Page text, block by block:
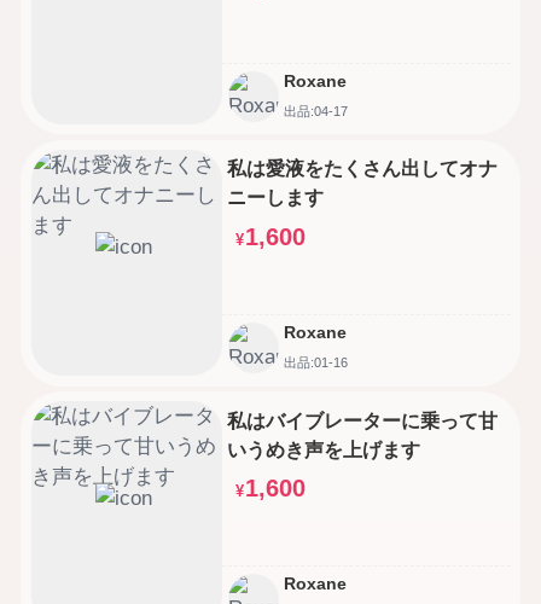
Roxane
出品:04-17
私は愛液をたくさん出してオナ
ニーします
¥1,600
Roxane
出品:01-16
私はバイブレーターに乗って甘
いうめき声を上げます
¥1,600
Roxane